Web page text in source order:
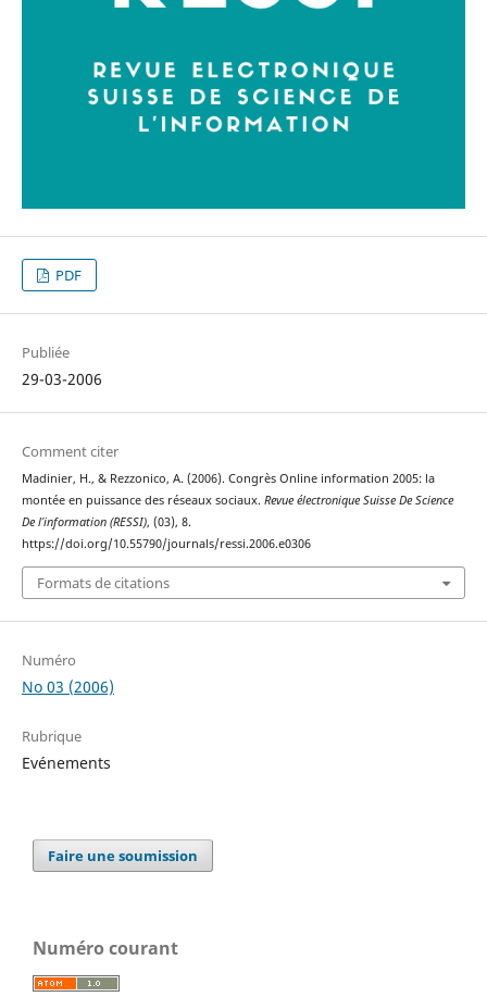
PDF
Publiée
29-03-2006
Comment citer
Madinier, H., & Rezzonico, A. (2006). Congrès Online information 2005: la
montée en puissance des réseaux sociaux. Revue électronique Suisse De Science
De l’information (RESSI), (03), 8.
https://doi.org/10.55790/journals/ressi.2006.e0306
Formats de citations
Numéro
No 03 (2006)
Rubrique
Evénements
Faire une soumission
Numéro courant